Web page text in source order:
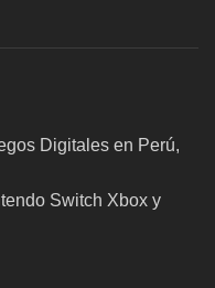
Digitales en Perú,
Switch Xbox y